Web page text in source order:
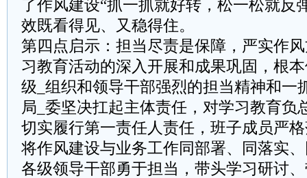
了作风建设“抓一抓就好转，松一松就反
效既看得见、又稳得住。
第四点启示：担当尽责是保障，严实作
习教育活动的深入开展和成果巩固，根
级_组织和领导干部强烈的担当精神和一
局_委坚决扛起主体责任，对学习教育负
切实履行第一责任人责任，班子成员严
将作风建设与业务工作同部署、同落实
各级领导干部勇于担当，带头学习研讨